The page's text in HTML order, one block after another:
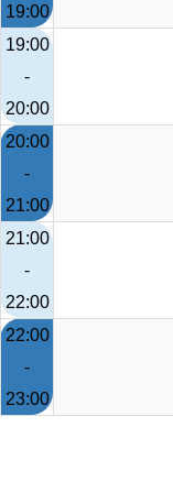
19:00
19:00
-
20:00
20:00
-
21:00
21:00
-
22:00
22:00
-
23:00